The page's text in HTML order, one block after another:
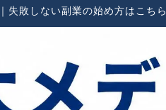
失敗しない副業の始め方はこちら